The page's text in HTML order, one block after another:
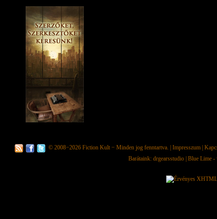
© 2008−2026 Fiction Kult − Minden jog fenntartva. | Impresszum
Barátaink: drgearsstudio Blue Lime -